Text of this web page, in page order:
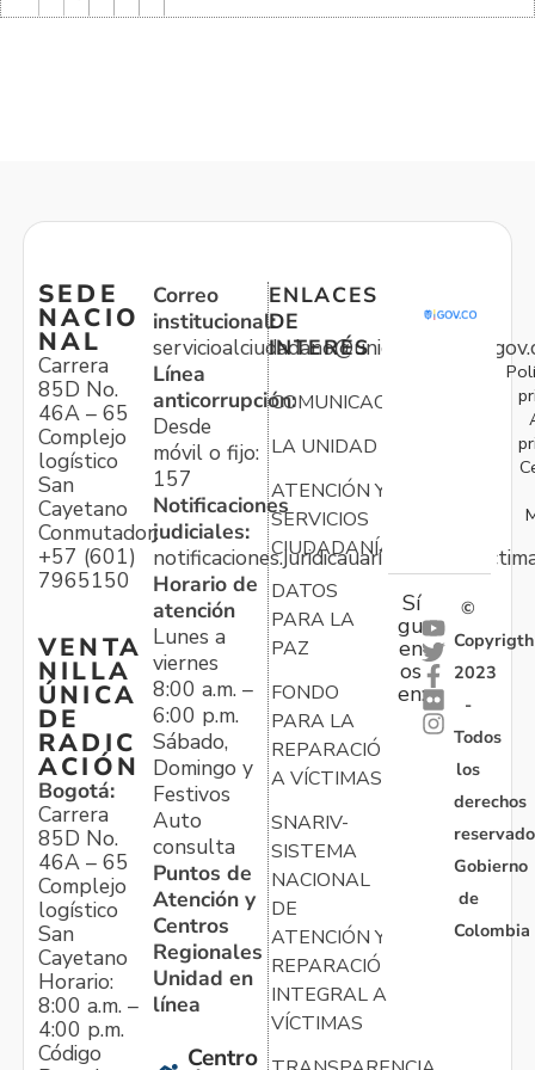
SEDE
NACIO
NAL
Carrera
85D No.
46A – 65
Complejo
logístico
San
Cayetano
Conmutador:
+57 (601)
7965150
VENTA
NILLA
ÚNICA
DE
RADIC
ACIÓN
Bogotá:
Carrera
85D No.
46A – 65
Complejo
logístico
San
Cayetano
Horario:
8:00 a.m. –
4:00 p.m.
Código
Correo
institucional:
Línea
anticorrupción:
Desde
móvil o fijo:
157
Notificaciones
judiciales:
Horario de
atención
Lunes a
viernes
8:00 a.m. –
6:00 p.m.
Sábado,
Domingo y
Festivos
Auto
consulta
Puntos de
Atención y
Centros
Regionales
Unidad en
línea
Centro
ENLACES
DE
INTERÉS
COMUNICACIONES
LA UNIDAD
ATENCIÓN Y
SERVICIOS
CIUDADANÍA
DATOS
PARA LA
PAZ
FONDO
PARA LA
REPARACIÓN
A VÍCTIMAS
SNARIV-
SISTEMA
NACIONAL
DE
ATENCIÓN Y
REPARACIÓN
INTEGRAL A
VÍCTIMAS
Sí
gu
en
os
en:
©
Copyrigth
2023
-
Todos
los
derechos
Gobierno
de
Colombia